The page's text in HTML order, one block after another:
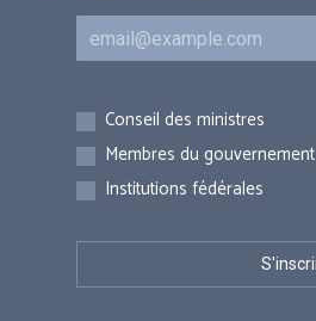
Courriel
Inscriptions
Conseil des ministres
Membres du gouvernement
Institutions fédérales